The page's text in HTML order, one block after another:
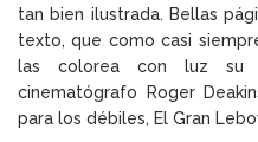
tan bien ilustrada. Bellas
texto, que como casi
las colorea con luz su
cinematógrafo Roger
para los débiles, El Gran